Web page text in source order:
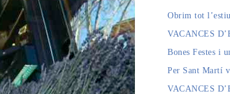
Obrim tot
VACANCES
Bones Festes i
Per Sant Martí
VACANCES